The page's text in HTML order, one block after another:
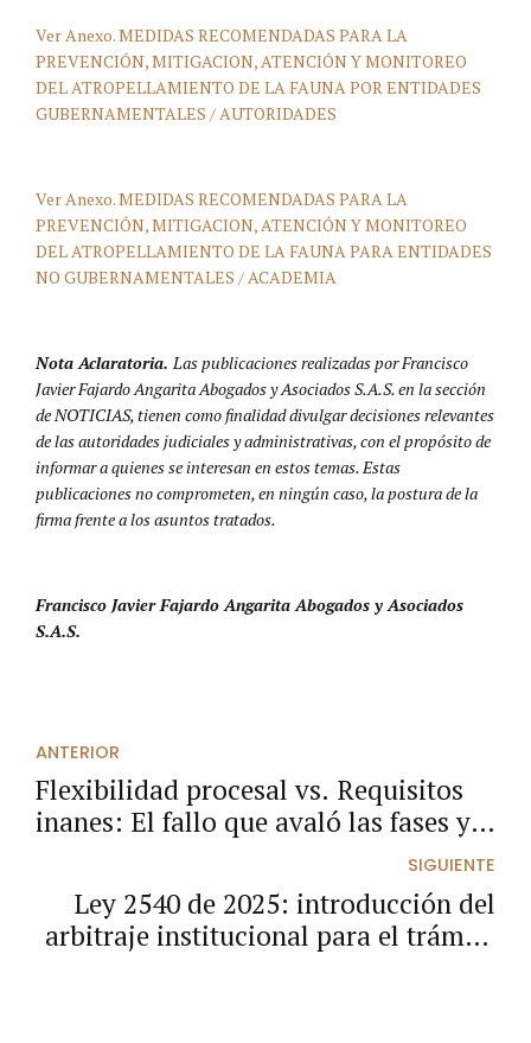
Ver Anexo. MEDIDAS RECOMENDADAS PARA LA
PREVENCIÓN, MITIGACION, ATENCIÓN Y MONITOREO
DEL ATROPELLAMIENTO DE LA FAUNA POR ENTIDADES
GUBERNAMENTALES / AUTORIDADES
Ver Anexo. MEDIDAS RECOMENDADAS PARA LA
PREVENCIÓN, MITIGACION, ATENCIÓN Y MONITOREO
DEL ATROPELLAMIENTO DE LA FAUNA PARA ENTIDADES
NO GUBERNAMENTALES / ACADEMIA
Nota Aclaratoria. Las publicaciones realizadas por Francisco
Javier Fajardo Angarita Abogados y Asociados S.A.S. en la sección
de NOTICIAS, tienen como finalidad divulgar decisiones relevantes
de las autoridades judiciales y administrativas, con el propósito de
informar a quienes se interesan en estos temas. Estas
publicaciones no comprometen, en ningún caso, la postura de la
firma frente a los asuntos tratados.
Francisco Javier Fajardo Angarita Abogados y Asociados
S.A.S.
ANTERIOR
Flexibilidad procesal vs. Requisitos
inanes: El fallo que avaló las fases y
anuló la declaración de inhabilidades
en la Rama Judicial"
SIGUIENTE
Ley 2540 de 2025: introducción del
arbitraje institucional para el trámite